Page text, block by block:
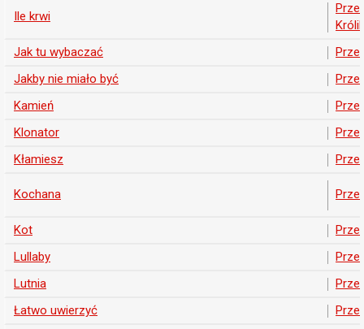
Ile krwi
Jak tu wybaczać
Jakby nie miało być
Kamień
Klonator
Kłamiesz
Kochana
Kot
Lullaby
Lutnia
Łatwo uwierzyć